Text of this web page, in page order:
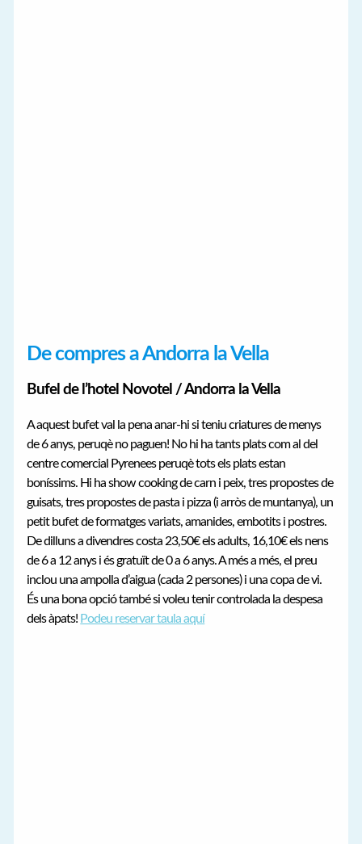
De compres a Andorra la Vella
Bufel de l’hotel Novotel / Andorra la Vella
A aquest bufet val la pena anar-hi si teniu criatures de menys
de 6 anys, peruqè no paguen! No hi ha tants plats com al del
centre comercial Pyrenees peruqè tots els plats estan
boníssims. Hi ha show cooking de carn i peix, tres propostes de
guisats, tres propostes de pasta i pizza (i arròs de muntanya), un
petit bufet de formatges variats, amanides, embotits i postres.
De dilluns a divendres costa 23,50€ els adults, 16,10€ els nens
de 6 a 12 anys i és gratuït de 0 a 6 anys. A més a més, el preu
inclou una ampolla d’aigua (cada 2 persones) i una copa de vi.
És una bona opció també si voleu tenir controlada la despesa
dels àpats! Podeu reservar taula aquí